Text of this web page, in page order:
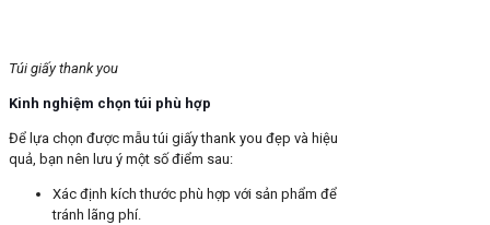
Túi giấy thank you
Kinh nghiệm chọn túi phù hợp
Để lựa chọn được mẫu túi giấy thank you đẹp và hiệu
quả, bạn nên lưu ý một số điểm sau:
Xác định kích thước phù hợp với sản phẩm để
tránh lãng phí.